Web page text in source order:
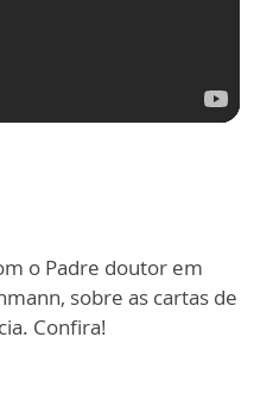
o Padre doutor em
sobre as cartas de
Confira!